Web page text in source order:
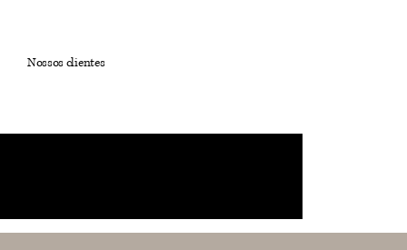
Nossos clientes